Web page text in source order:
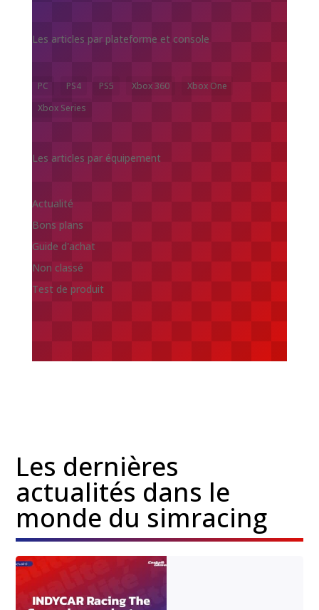
Les articles par plateforme et console
PC PS4 PS5 Xbox 360
Xbox One
Xbox Series
Les articles par équipement
Actualité
Bons plans
Guide d'achat
Non classé
Test de produit
Les dernières
actualités dans le
monde du simracing